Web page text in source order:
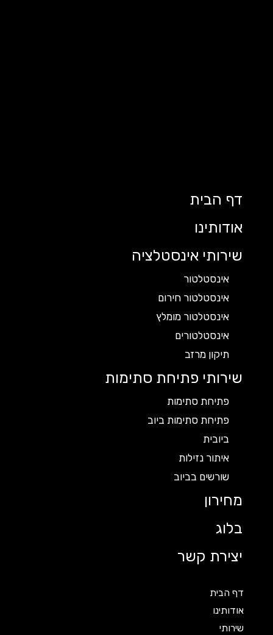
דף הבית
אודותינו
שירותי אינסטלציה
אינסטלטור
אינסטלטור חירום
אינסטלטור מומלץ
אינסטלטורים
תיקון מרזב
שירותי פתיחת סתימות
פתיחת סתימות
פתיחת סתימות ביוב
ביובית
איתור נזילות
שורשים בביוב
מחירון
בלוג
יצירת קשר
דף הבית
אודותינו
שירותי